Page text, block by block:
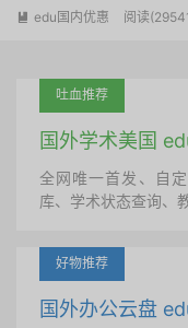
 edu国内优惠 阅读(
吐血推荐
国外学术美国
全网唯一首发、自
库、学术状态查询、
好物推荐
国外办公云盘